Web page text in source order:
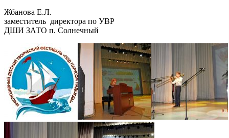
Жбанова Е.Л.
заместитель директора по УВР
ДШИ ЗАТО п. Солнечный